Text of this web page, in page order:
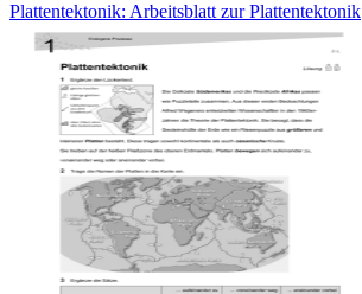
Plattentektonik: Arbeitsblatt zur Plattentektonik